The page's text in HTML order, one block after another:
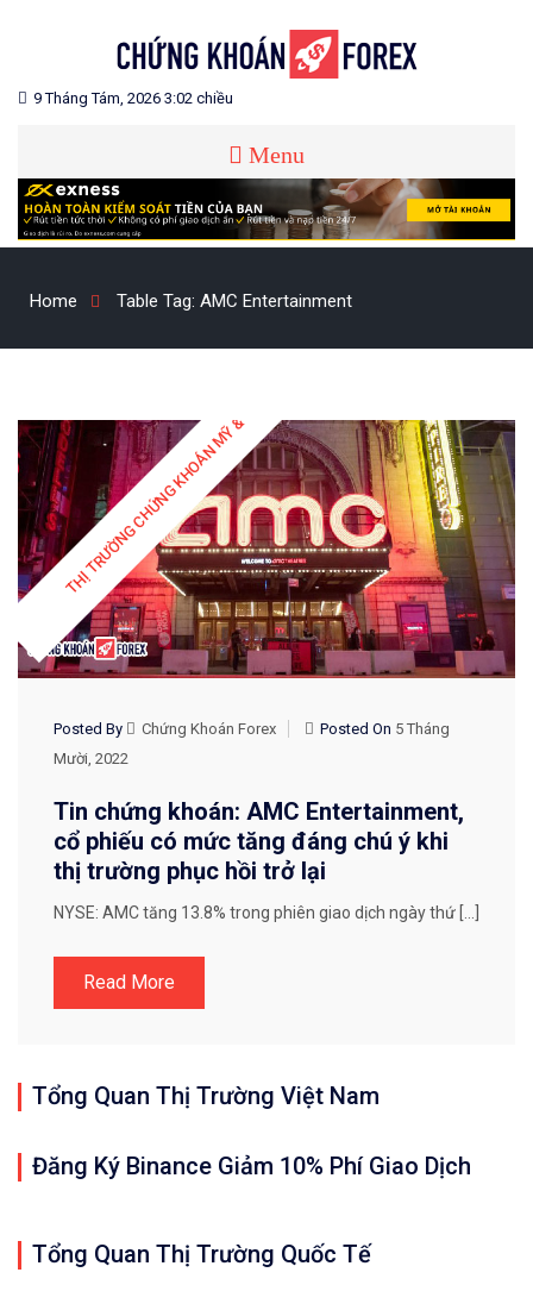
CHỨNG KHOÁN FOREX
Blog chia sẻ về Chứng Khoán và Forex
9 Tháng Tám, 2026 3:02 chiều
Menu
Home Table Tag: AMC Entertainment
THỊ TRƯỜNG CHỨNG KHOÁN MỸ & QUỐC TẾ
Posted By Chứng Khoán Forex Posted On 5 Tháng
Mười, 2022
Tin chứng khoán: AMC Entertainment,
cổ phiếu có mức tăng đáng chú ý khi
thị trường phục hồi trở lại
NYSE: AMC tăng 13.8% trong phiên giao dịch ngày thứ […]
Read More
Tổng Quan Thị Trường Việt Nam
Đăng Ký Binance Giảm 10% Phí Giao Dịch
Tổng Quan Thị Trường Quốc Tế